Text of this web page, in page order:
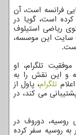
فرانسه است، آن
است، گویا در
ریاضی استیلوف
سایت این موسسه،
تلگرام، او
و این نقش را به
تلگرام، پاول از
می کند، در
روسیه، دوروف در
۲۰۱۵ تا ۲۰۲۱، بالاتر از ۵۰ بار به روسیه سفر کرده